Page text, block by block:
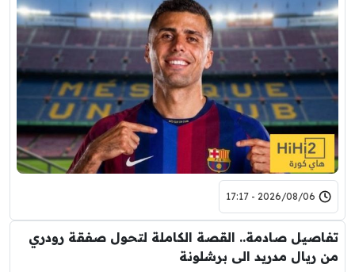
2026/08/06 - 17:17
تفاصيل صادمة.. القصة الكاملة لتحول صفقة رودري
من ريال مدريد الى برشلونة